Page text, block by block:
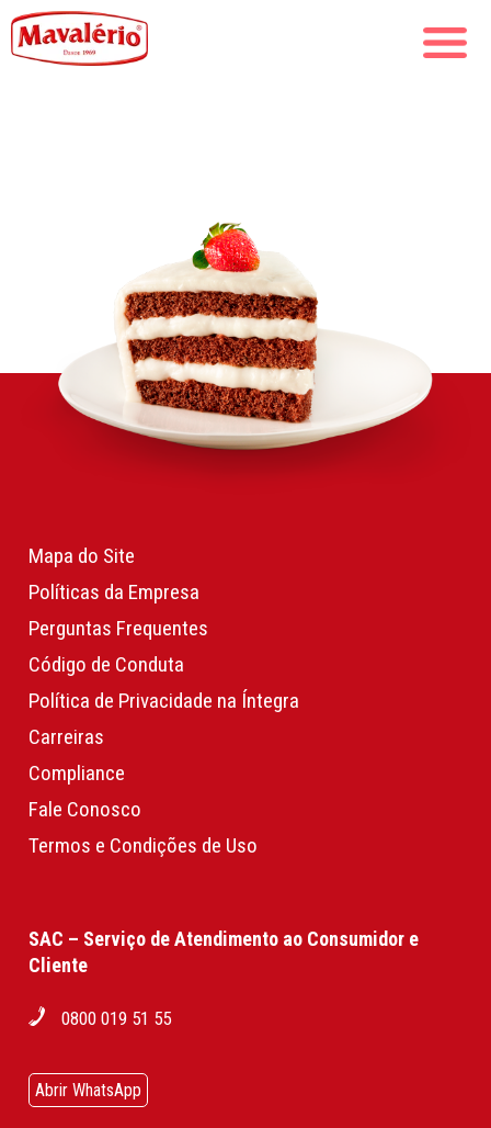
Mapa do Site
Políticas da Empresa
Perguntas Frequentes
Código de Conduta
Política de Privacidade na Íntegra
Carreiras
Compliance
Fale Conosco
Termos e Condições de Uso
SAC – Serviço de Atendimento ao Consumidor e
Cliente
0800 019 51 55
Abrir WhatsApp